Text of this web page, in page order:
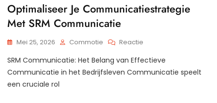
Optimaliseer Je Communicatiestrategie
Met SRM Communicatie
Mei 25, 2026 Commotie Reactie
Je
SRM Communicatie: Het Belang van Effectieve
Communicatie in het Bedrijfsleven Communicatie speelt
een cruciale rol